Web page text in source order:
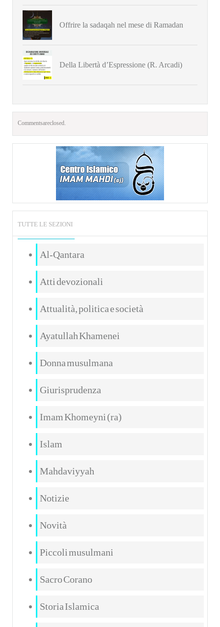
Offrire la sadaqah nel mese di Ramadan
Della Libertà d’Espressione (R. Arcadi)
Comments are closed.
TUTTE LE SEZIONI
Al-Qantara
Atti devozionali
Attualità, politica e società
Ayatullah Khamenei
Donna musulmana
Giurisprudenza
Imam Khomeyni (ra)
Islam
Mahdaviyyah
Notizie
Novità
Piccoli musulmani
Sacro Corano
Storia Islamica